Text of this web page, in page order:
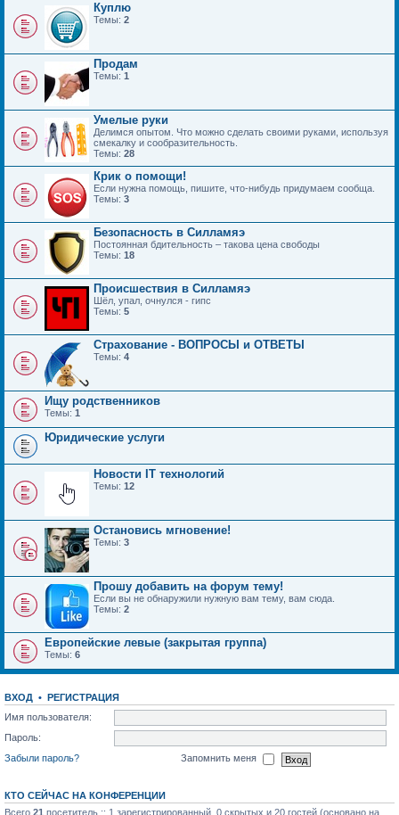
Куплю
Темы: 2
Продам
Темы: 1
Умелые руки
Делимся опытом. Что можно сделать своими руками, используя
смекалку и сообразительность.
Темы: 28
Крик о помощи!
Если нужна помощь, пишите, что-нибудь придумаем сообща.
Темы: 3
Безопасность в Силламяэ
Постоянная бдительность – такова цена свободы
Темы: 18
Происшествия в Силламяэ
Шёл, упал, очнулся - гипс
Темы: 5
Страхование - ВОПРОСЫ и ОТВЕТЫ
Темы: 4
Ищу родственников
Темы: 1
Юридические услуги
Новости IT технологий
Темы: 12
Остановись мгновение!
Темы: 3
Прошу добавить на форум тему!
Если вы не обнаружили нужную вам тему, вам сюда.
Темы: 2
Европейские левые (закрытая группа)
Темы: 6
ВХОД • РЕГИСТРАЦИЯ
Имя пользователя:
Пароль:
Забыли пароль?
Запомнить меня
КТО СЕЙЧАС НА КОНФЕРЕНЦИИ
Всего 21 посетитель :: 1 зарегистрированный, 0 скрытых и 20 гостей (основано на